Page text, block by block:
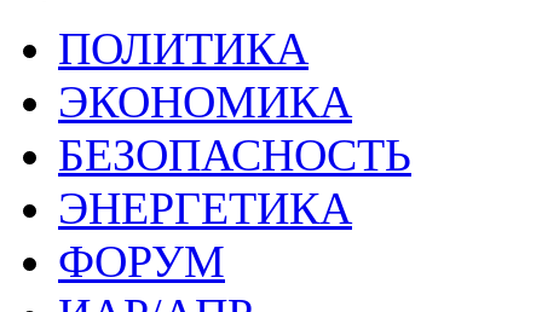
ПОЛИТИКА
ЭКОНОМИКА
БЕЗОПАСНОСТЬ
ЭНЕРГЕТИКА
ФОРУМ